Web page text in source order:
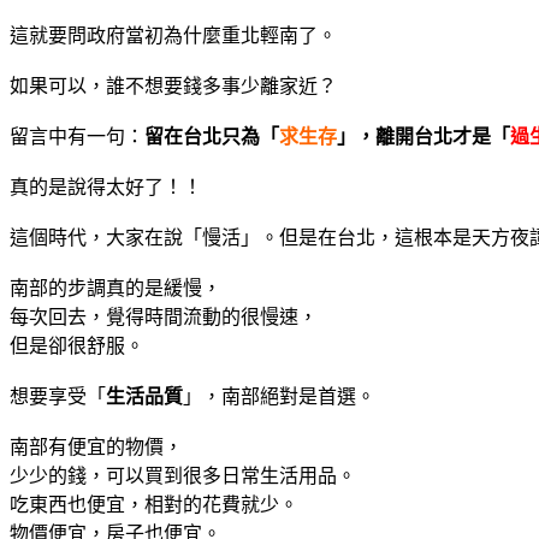
這就要問政府當初為什麼重北輕南了。
如果可以，誰不想要錢多事少離家近？
留言中有一句： 留在台北只為「求生存 」，離開台北才是「過
真的是說得太好了！！
這個時代，大家在說「慢活」。但是在台北，這根本是天方夜
南部的步調真的是緩慢，
每次回去，覺得時間流動的很慢速，
但是卻很舒服。
想要享受「 生活品質 」，南部絕對是首選。
南部有便宜的物價，
少少的錢，可以買到很多日常生活用品。
吃東西也便宜，相對的花費就少。
物價便宜，房子也便宜。